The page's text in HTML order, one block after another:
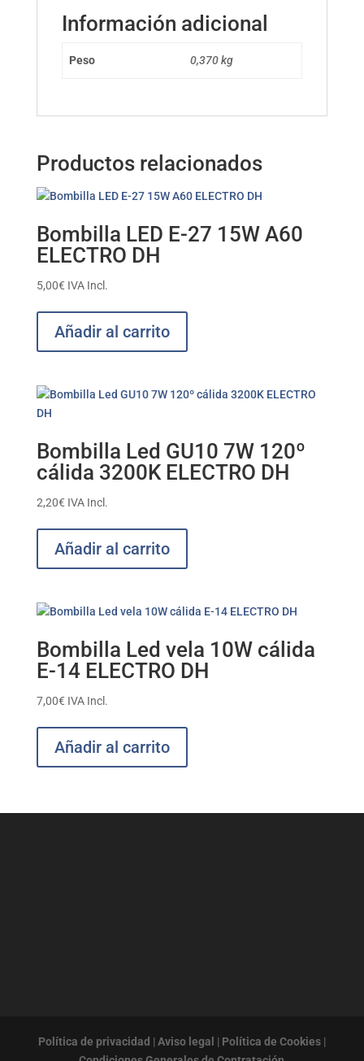
Información adicional
Peso 0,370 kg
Productos relacionados
Bombilla LED E-27 15W A60
ELECTRO DH
5,00€ IVA Incl.
Añadir al carrito
Bombilla Led GU10 7W 120º
cálida 3200K ELECTRO DH
2,20€ IVA Incl.
Añadir al carrito
Bombilla Led vela 10W cálida
E-14 ELECTRO DH
7,00€ IVA Incl.
Añadir al carrito
Política de privacidad | Aviso legal | Política de Cookies|